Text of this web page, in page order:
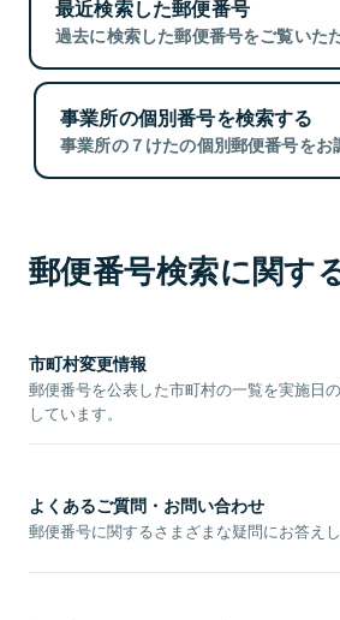
最近検索した郵便番号
過去に検索した郵便番号をご覧いた
事業所の個別番号を検索する
事業所の７けたの個別郵便番号をお
郵便番号検索に関す
市町村変更情報
郵便番号を公表した市町村の一覧を実施日
しています。
よくあるご質問・お問い合わせ
郵便番号に関するさまざまな疑問にお答えし